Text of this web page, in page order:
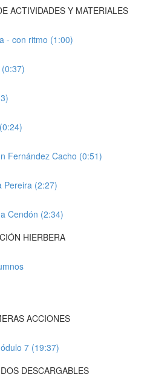
ACTIVIDADES Y MATERIALES
- con ritmo (1:00)
Fernández Cacho (0:51)
Pereira (2:27)
Cendón (2:34)
HIERBERA
ACCIONES
7 (19:37)
DESCARGABLES